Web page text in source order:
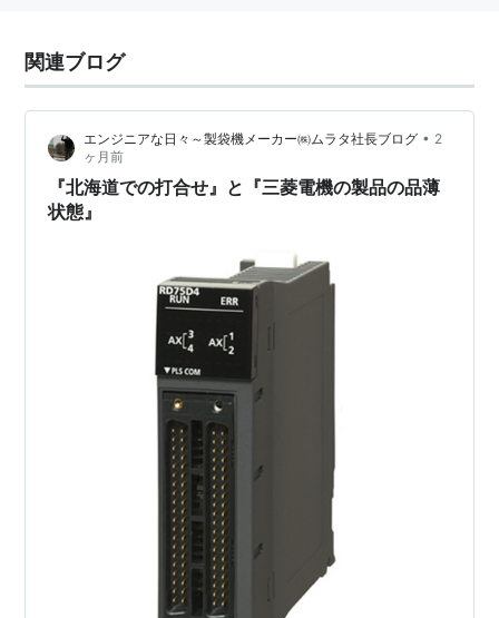
関連ブログ
エンジニアな日々～製袋機メーカー㈱ムラタ社長ブログ • 2
ヶ月前
『北海道での打合せ』と『三菱電機の製品の品薄
状態』